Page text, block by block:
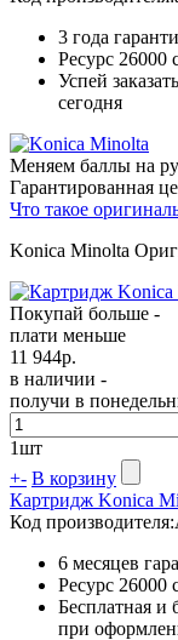
3 года
Ресурс 26000
Успей
сегодня
Меняем баллы на
Гарантированная
Что такое
Konica Minolta
Покупай больше -
плати меньше
11 944р.
в наличии -
получи в
1шт
+- В корзину
Картридж Konica
Код производителя:
6 месяцев
Ресурс 26000
Бесплатная и
при